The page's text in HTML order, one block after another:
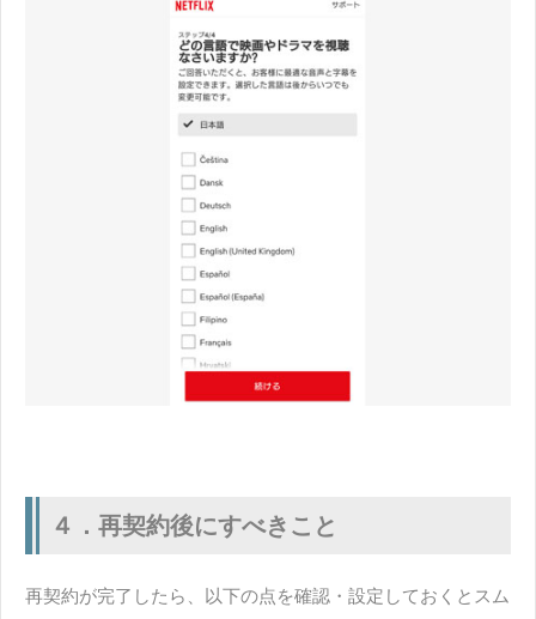
４．再契約後にすべきこと
再契約が完了したら、以下の点を確認・設定しておくとスム